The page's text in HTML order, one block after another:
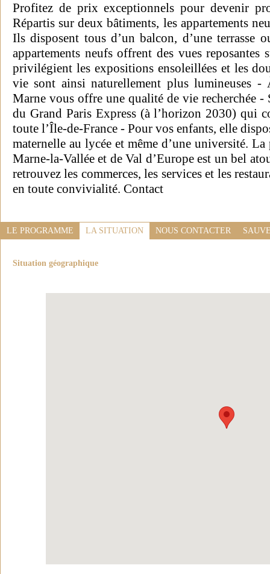
Profitez de prix exceptionnels pour devenir
Répartis sur deux bâtiments, les appartements
Ils disposent tous d’un balcon, d’une
appartements neufs offrent des vues
privilégient les expositions ensoleillées et les
vie sont ainsi naturellement plus lumineuses
Marne vous offre une qualité de vie recherchée -
du Grand Paris Express (à l’horizon 2030) qui
toute l’Île-de-France - Pour vos enfants, elle
maternelle au lycée et même d’une université.
Marne-la-Vallée et de Val d’Europe est un bel
retrouvez les commerces, les services et les
en toute convivialité. Contact
LE PROGRAMME LA SITUATION NOUS CONTACTER
Situation géographique